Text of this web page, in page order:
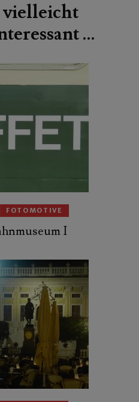
…
FOTOMOTIVE
I